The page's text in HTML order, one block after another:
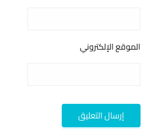
الموقع الإلكتروني